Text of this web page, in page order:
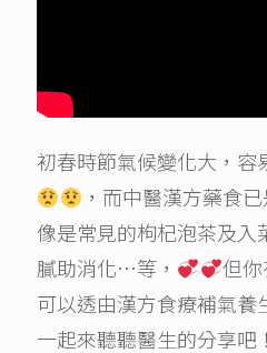
初春時節氣候變化大，容
，而中醫漢方藥食
像是常見的枸杞泡茶及
膩助消化…等，
但
可以透由漢方食療補氣養
一起來聽聽醫生的分享吧！